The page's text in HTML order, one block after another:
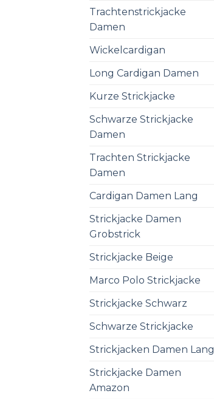
Trachtenstrickjacke
Damen
Wickelcardigan
Long Cardigan Damen
Kurze Strickjacke
Schwarze Strickjacke
Damen
Trachten Strickjacke
Damen
Cardigan Damen Lang
Strickjacke Damen
Grobstrick
Strickjacke Beige
Marco Polo Strickjacke
Strickjacke Schwarz
Schwarze Strickjacke
Strickjacken Damen Lang
Strickjacke Damen
Amazon